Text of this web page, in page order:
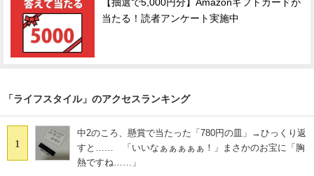
【抽選で5,000円分】Amazonギフトカードが
当たる！読者アンケート実施中
「ライフスタイル」のアクセスランキング
1
中2のころ、懸賞で当たった「780円の皿」→ひっくり返
すと…… 「いいなぁぁぁぁぁ！」まさかのお宝に「胸
熱ですね……」